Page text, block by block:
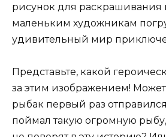
рисунок для раскрашивания
маленьким художникам
удивительный мир
Представьте, какой
за этим изображением!
рыбак первый раз
поймал такую огромную рыбу,